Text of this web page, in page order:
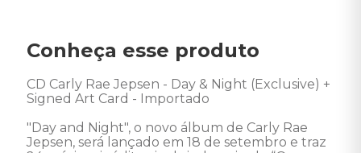
Conheça esse produto
CD Carly Rae Jepsen - Day & Night (Exclusive) +
Signed Art Card - Importado
"Day and Night", o novo álbum de Carly Rae
Jepsen, será lançado em 18 de setembro e traz